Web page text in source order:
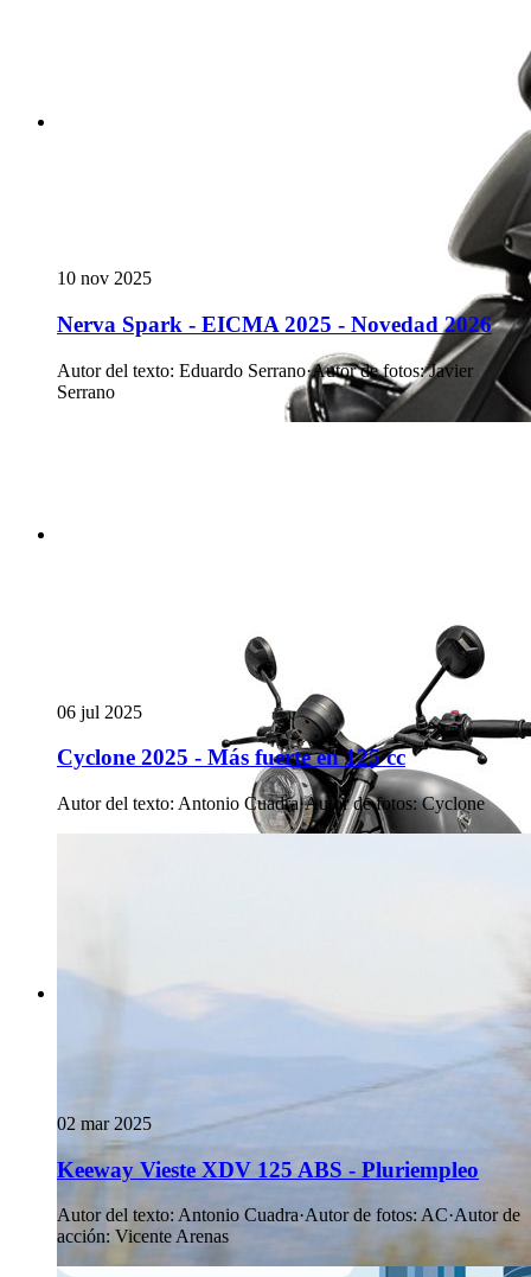
10 nov 2025
Nerva Spark - EICMA 2025 - Novedad 2026
Autor del texto: Eduardo Serrano·Autor de fotos: Javier
Serrano
06 jul 2025
Cyclone 2025 - Más fuerte en 125 cc
Autor del texto: Antonio Cuadra·Autor de fotos: Cyclone
02 mar 2025
Keeway Vieste XDV 125 ABS - Pluriempleo
Autor del texto: Antonio Cuadra·Autor de fotos:AC·Autor de
acción: Vicente Arenas